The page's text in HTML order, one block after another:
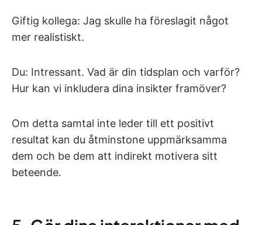
Giftig kollega: Jag skulle ha föreslagit något
mer realistiskt.
Du: Intressant. Vad är din tidsplan och varför?
Hur kan vi inkludera dina insikter framöver?
Om detta samtal inte leder till ett positivt
resultat kan du åtminstone uppmärksamma
dem och be dem att indirekt motivera sitt
beteende.